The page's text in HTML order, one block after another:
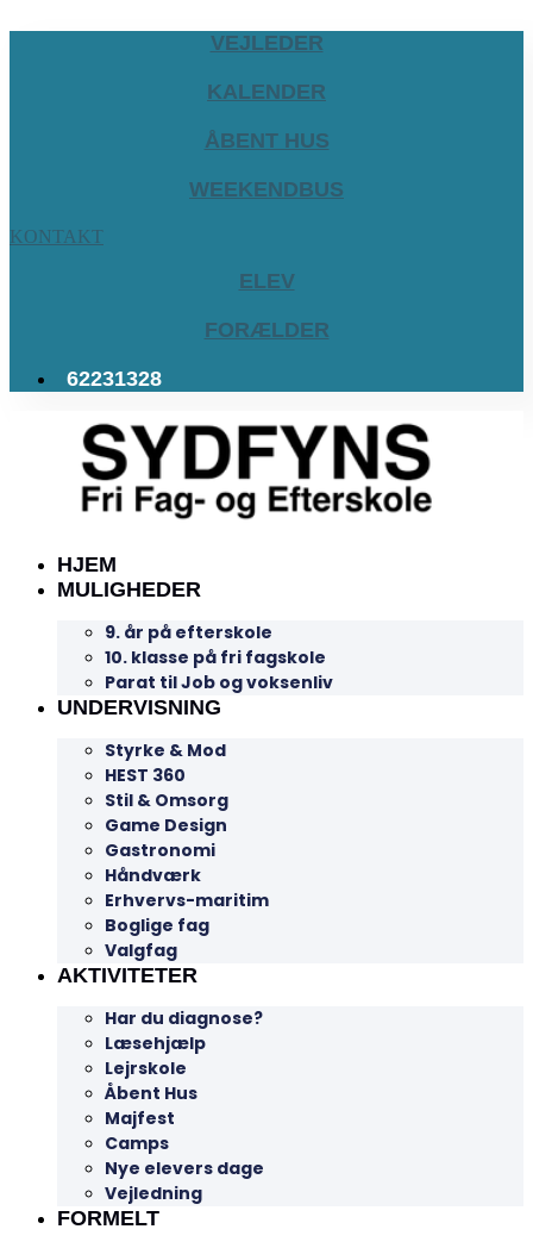
VEJLEDER
KALENDER
ÅBENT HUS
WEEKENDBUS
KONTAKT
ELEV
FORÆLDER
62231328
HJEM
MULIGHEDER
9. år på efterskole
10. klasse på fri fagskole
Parat til Job og voksenliv
UNDERVISNING
Styrke & Mod
HEST 360
Stil & Omsorg
Game Design
Gastronomi
Håndværk
Erhvervs-maritim
Boglige fag
Valgfag
AKTIVITETER
Har du diagnose?
Læsehjælp
Lejrskole
Åbent Hus
Majfest
Camps
Nye elevers dage
Vejledning
FORMELT